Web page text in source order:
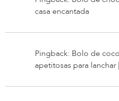
casa encantada
Pingback: Bolo de
apetitosas para